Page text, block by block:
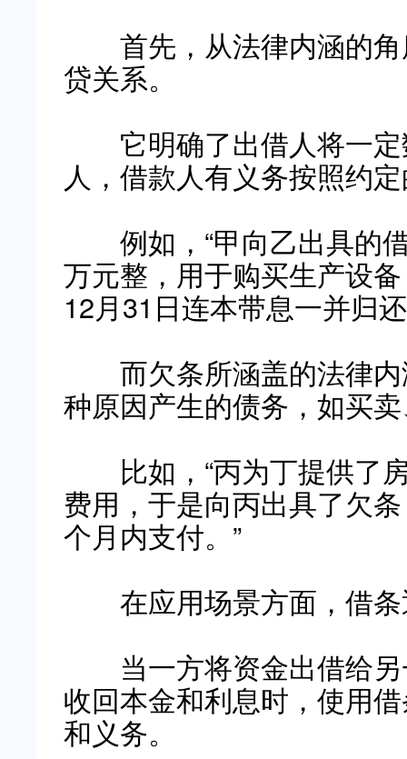
首先，从法律内涵的角
贷关系。
它明确了出借人将一定
人，借款人有义务按照约
例如，“甲向乙出具的
万元整，用于购买生产设
12月31日连本带息一并归
而欠条所涵盖的法律内
种原因产生的债务，如买
比如，“丙为丁提供了
费用，于是向丙出具了欠
个月内支付。”
在应用场景方面，借条
当一方将资金出借给另
收回本金和利息时，使用
和义务。